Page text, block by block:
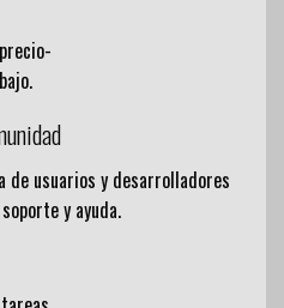
de usuarios y desarrolladores
y ayuda.